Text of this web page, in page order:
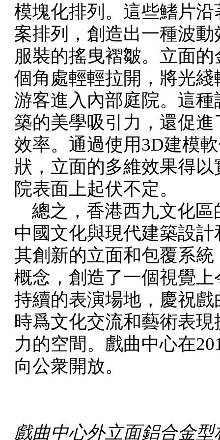
模塊化排列。這些鰭片
案排列，創造出一種波
服裝的搖曳褶皺。立面
個角處輕輕拉開，將光
游客進入內部庭院。這
築的美學吸引力，還促
效率。通過使用3D建模
狀，立面的多維效果得
院表面上起伏不定。
總之，香港西九文化區
中國文化與現代建築設
其創新的立面和包覆系統
概念，創造了一個視覺
持續的表演場地，慶祝
時爲文化交流和藝術表
力的空間。戲曲中心在
向公衆開放。
戲曲中心外立面鋁合金